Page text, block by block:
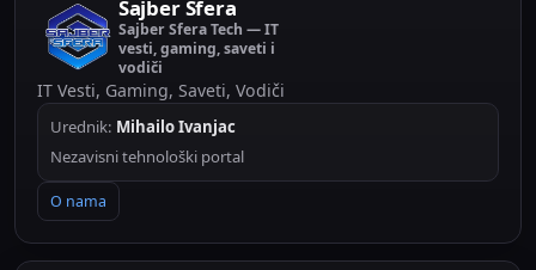
Sajber Sfera
Sajber Sfera Tech — IT
vesti, gaming, saveti i
vodiči
IT Vesti, Gaming, Saveti, Vodiči
Urednik: Mihailo Ivanjac
Nezavisni tehnološki portal
O nama